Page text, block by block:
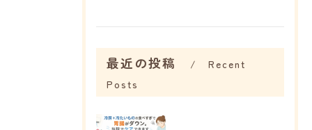
最近の投稿
Recent
Posts